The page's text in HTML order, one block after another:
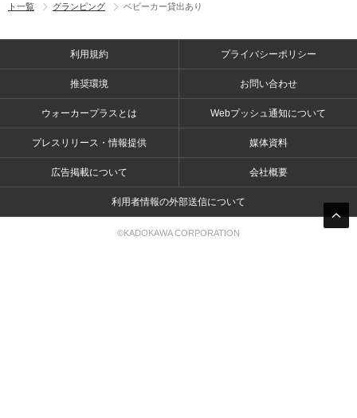
ト一覧
グランピング ベビーカー貸出あり
利用規約 プライバシーポリシー
推奨環境 お問い合わせ
ウォーカープラスとは Webプッシュ通知について
プレスリリース・情報提供 媒体資料
広告掲載について 会社概要
利用者情報の外部送信について
©KADOKAWA CORPORATION